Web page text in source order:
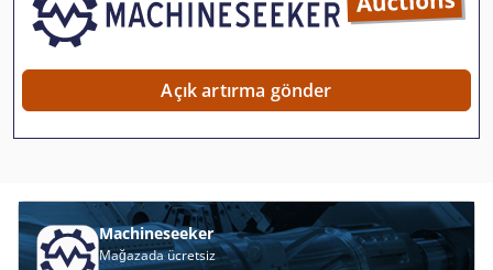
Atlas Copco Ga 18
Atlas Copco Ga 180 Vsd
Atlas Copco Ga 30
Atlas Copco Ga 308
Açık artırma gönder
Machineseeker
Mağazada ücretsiz